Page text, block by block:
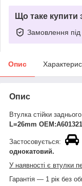
Що таке купити
Замовлення під
Опис
Опис
Втулка стійки
L=26mm
Застосовується:
однокатовий.
У наявності є втулки
Гарантія — 1 рік без